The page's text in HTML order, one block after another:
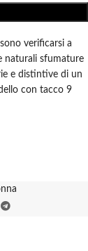
verificarsi a
naturali sfumature
e distintive di un
con tacco 9